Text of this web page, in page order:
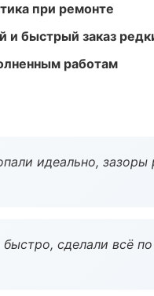
при ремонте
и быстрый заказ
работам
идеально,
сделали всё